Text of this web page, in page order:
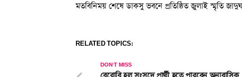
মতবিনিময় শেষে ডাকসু ভবনে প্রতিষ্ঠিত জুলাই স্মৃতি
RELATED TOPICS:
DON'T MISS